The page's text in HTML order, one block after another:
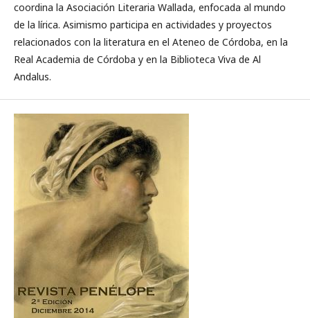
coordina la Asociación Literaria Wallada, enfocada al mundo
de la lírica. Asimismo participa en actividades y proyectos
relacionados con la literatura en el Ateneo de Córdoba, en la
Real Academia de Córdoba y en la Biblioteca Viva de Al
Andalus.